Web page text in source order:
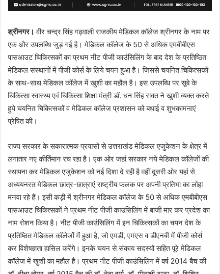
श्रीनगर। वीर चन्द्र सिंह गढ़वाली राजकीय मेडिकल कॉलेज श्रीनगर के नाम पर
एक और उपलब्धि जुड़ गई है। मेडिकल कॉलेज के 50 से अधिक एमबीबीएस
पासआउट चिकित्सकों का प्रथम नीट पीजी काउंसिलिंग के बाद देश के प्रतिष्ठित
मेडिकल संस्थानों में पीजी कोर्स के लिये चयन हुआ है। जिससे चयनित चिकित्सकों
के साथ-साथ मेडिकल कॉलेज में खुशी का महौल है। इस उपलब्धि पर सूबे के
चिकित्सा स्वास्थ्य एवं चिकित्सा शिक्षा मंत्री डॉ. धन सिंह रावत ने खुशी व्यक्त करते
हुये चयनित चिकित्सकों व मेडिकल कॉलेज प्रशासन को बधाई व शुभकामनाएं
प्रेषित की।
राज्य सरकार के सकारात्मक प्रयासों से उत्तराखंड मेडिकल एजुकेशन के क्षेत्र में
लगातार नए कीर्तिमान रच रहा है। एक ओर जहां सरकार नये मेडिकल कॉलेजों की
स्थापना कर मेडिकल एजुकेशन को नई दिशा दे रही है वहीं दूसरी ओर यहां से
अध्ययनरत मेडिकल छात्र-छात्राएं राष्ट्रीय फलक पर अपनी प्रतिभा का लोहा
मनवा रहे हैं। इसी कड़ी में श्रीनगर मेडिकल कॉलेज के 50 से अधिक एमबीबीएस
पासआउट चिकित्सकों ने प्रथम नीट पीजी काउंसिलिंग में बाजी मार कर प्रदेश का
नाम रोशन किया है। नीट पीजी काउंसिलिंग में इन चिकित्सकों का चयन देश के
प्रतिष्ठित मेडिकल कॉलेजों में हुआ है, जो एमडी, एमएस व डीएनबी में पीजी कोर्स
कर विशेषज्ञता हासिल करेंगे। इनके चयन से संकाय सदस्यों सहित पूरे मेडिकल
कॉलेज में खुशी का महौल है। प्रथम नीट पीजी काउंसिलिंग में वर्ष 2014 बैच की